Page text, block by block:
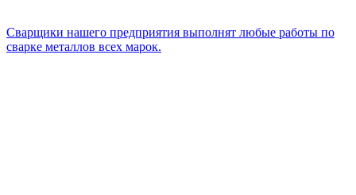
Cварщики нашего предприятия выполнят любые работы по
сварке металлов всех марок.